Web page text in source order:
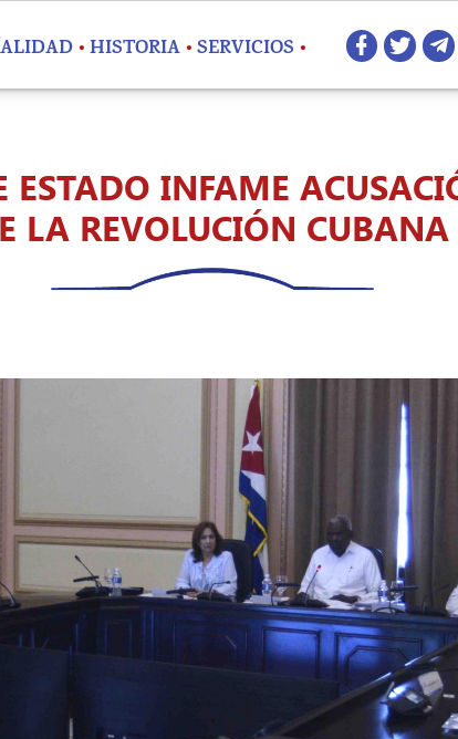
HISTORIA SERVICIOS
ESTADO INFAME
LA REVOLUCIÓN CUBANA